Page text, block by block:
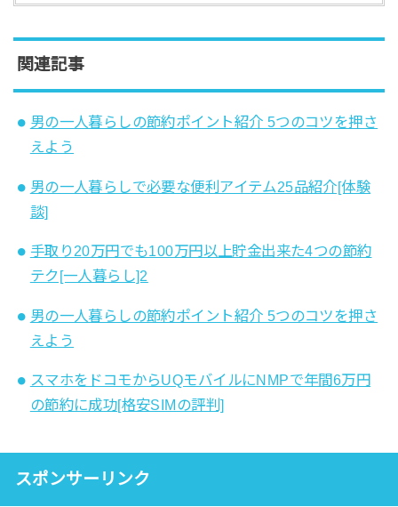
関連記事
男の一人暮らしの節約ポイント紹介 5つのコツを押さ
えよう
男の一人暮らしで必要な便利アイテム25品紹介[体験
談]
手取り20万円でも100万円以上貯金出来た4つの節約
テク[一人暮らし]2
男の一人暮らしの節約ポイント紹介 5つのコツを押さ
えよう
スマホをドコモからUQモバイルにNMPで年間6万円
の節約に成功[格安SIMの評判]
スポンサーリンク